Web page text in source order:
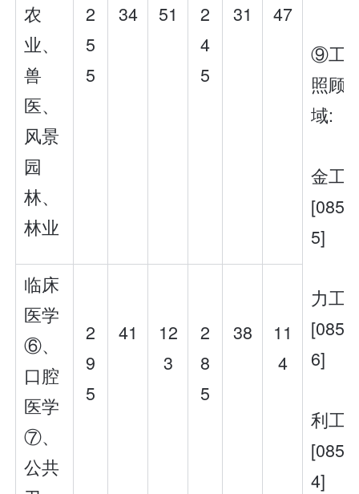
⑨工
照顾
域:
金工
5]
力工
6]
利工
4]
农
业、
兽
医、
风景
园
林、
林业
2
5
5
34 51
2
4
5
31 47
临床
医学
⑥、
口腔
医学
⑦、
公共
2
9
5
41
12
3
2
8
5
38
11
4